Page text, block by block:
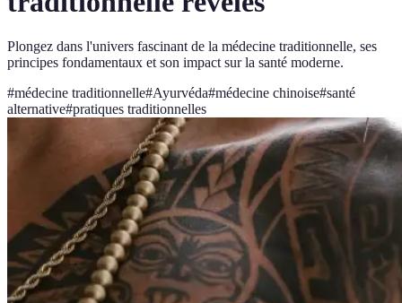
Plongez dans l'univers fascinant de la médecine traditionnelle, ses
principes fondamentaux et son impact sur la santé moderne.
#médecine traditionnelle#Ayurvéda#médecine chinoise#santé
alternative#pratiques traditionnelles